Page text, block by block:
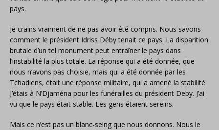
pays.
Je crains vraiment de ne pas avoir été compris. Nous savons
comment le président Idriss Déby tenait ce pays. La disparition
brutale d’un tel monument peut entraîner le pays dans
l’instabilité la plus totale. La réponse qui a été donnée, que
nous n’avons pas choisie, mais qui a été donnée par les
Tchadiens, était une réponse militaire, qui a amené la stabilité.
J’étais à N’Djaména pour les funérailles du président Deby. J’ai
vu que le pays était stable. Les gens étaient sereins.
Mais ce n’est pas un blanc-seing que nous donnons. Nous le